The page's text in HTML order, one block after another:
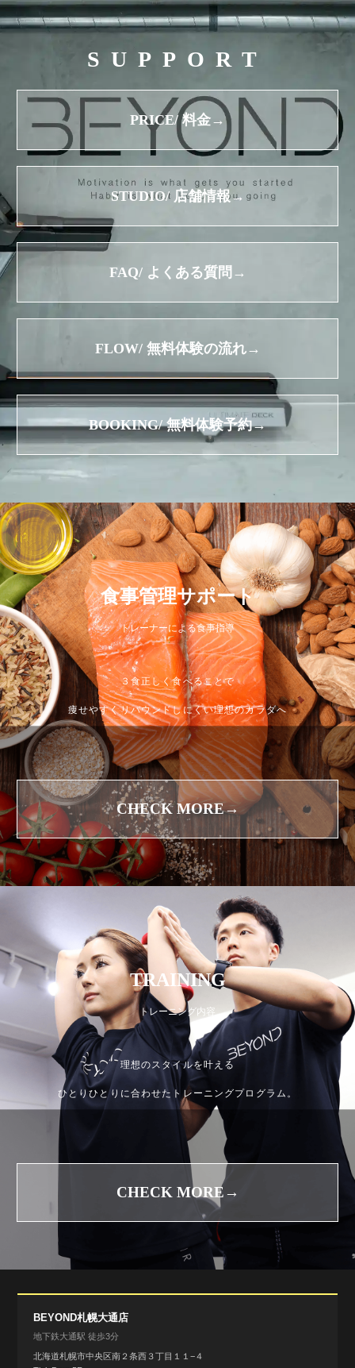
SUPPORT
PRICE/ 料金→
STUDIO/ 店舗情報→
FAQ/ よくある質問→
FLOW/ 無料体験の流れ→
BOOKING/ 無料体験予約→
食事管理サポート
トレーナーによる食事指導
３食正しく食べることで
痩せやすくリバウンドしにくい理想のカラダへ
CHECK MORE→
TRAINING
トレーニング内容
理想のスタイルを叶える
ひとりひとりに合わせたトレーニングプログラム。
CHECK MORE→
BEYOND札幌大通店
地下鉄大通駅 徒歩3分
北海道札幌市中央区南２条西３丁目１１−４